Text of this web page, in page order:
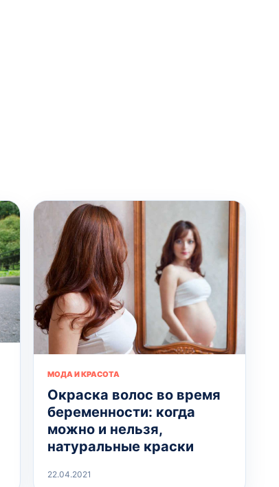
МОДА И КРАСОТА
Окраска волос во время
беременности: когда
можно и нельзя,
натуральные краски
22.04.2021